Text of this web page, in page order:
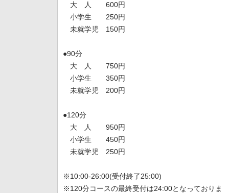
大 人 600円
小学生 250円
未就学児 150円
●90分
大 人 750円
小学生 350円
未就学児 200円
●120分
大 人 950円
小学生 450円
未就学児 250円
※10:00-26:00(受付終了25:00)
※120分コースの最終受付は24:00となっておりま